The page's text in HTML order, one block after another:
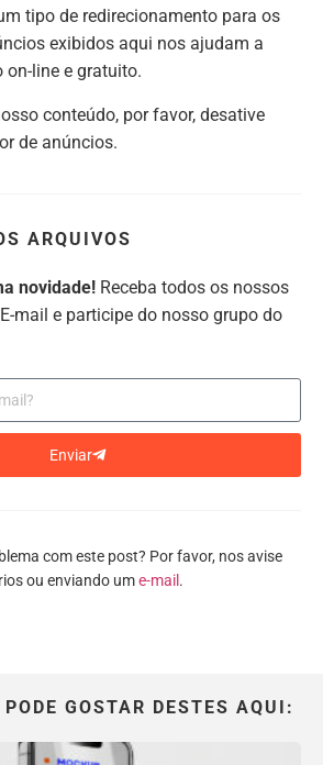
tipo de redirecionamento para os
exibidos aqui nos ajudam a
on-line e gratuito.
conteúdo, por favor, desative
de anúncios.
ARQUIVOS
novidade! Receba todos os nossos
mail e participe do nosso grupo do
Enviar
com este post? Por favor, nos avise
ou enviando ume-mail .
GOSTAR DESTES AQUI: